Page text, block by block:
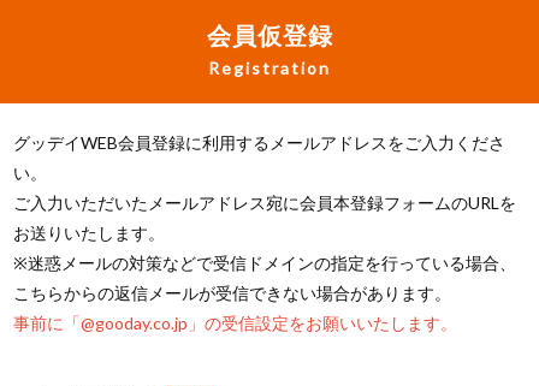
会員仮登録
Registration
グッデイWEB会員登録に利用するメールアドレスをご入力くださ
い。
ご入力いただいたメールアドレス宛に会員本登録フォームのURLを
お送りいたします。
※迷惑メールの対策などで受信ドメインの指定を行っている場合、
こちらからの返信メールが受信できない場合があります。
事前に「@gooday.co.jp」の受信設定をお願いいたします。